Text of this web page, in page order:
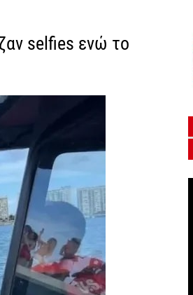
selfies ενώ το